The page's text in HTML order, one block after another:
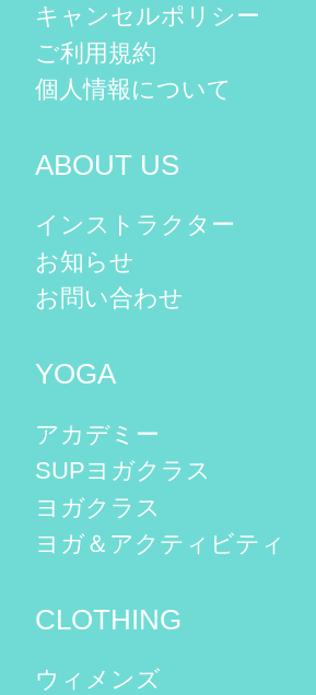
キャンセルポリシー
ご利用規約
個人情報について
ABOUT US
インストラクター
お知らせ
お問い合わせ
YOGA
アカデミー
SUPヨガクラス
ヨガクラス
ヨガ＆アクティビティ
CLOTHING
ウィメンズ